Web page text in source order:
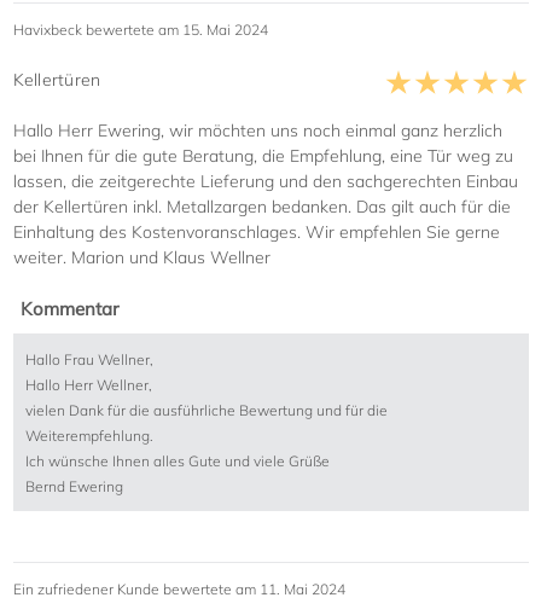
Havixbeck bewertete am 15. Mai 2024
Kellertüren
Hallo Herr Ewering, wir möchten uns noch einmal ganz herzlich
bei Ihnen für die gute Beratung, die Empfehlung, eine Tür weg zu
lassen, die zeitgerechte Lieferung und den sachgerechten Einbau
der Kellertüren inkl. Metallzargen bedanken. Das gilt auch für die
Einhaltung des Kostenvoranschlages. Wir empfehlen Sie gerne
weiter. Marion und Klaus Wellner
Kommentar
Hallo Frau Wellner,
Hallo Herr Wellner,
vielen Dank für die ausführliche Bewertung und für die
Weiterempfehlung.
Ich wünsche Ihnen alles Gute und viele Grüße
Bernd Ewering
Ein zufriedener Kunde bewertete am 11. Mai 2024